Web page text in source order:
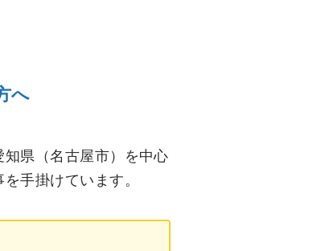
へ
県（名古屋市）を中心
手掛けています。